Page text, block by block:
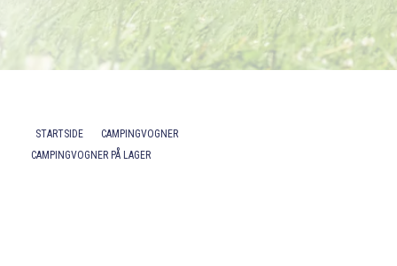
Tilhenger
Verksted
STARTSIDE
CAMPINGVOGNER
CAMPINGVOGNER PÅ LAGER